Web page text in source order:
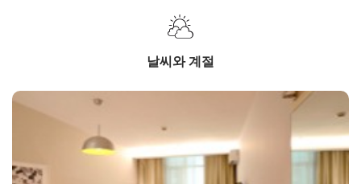
날씨와 계절